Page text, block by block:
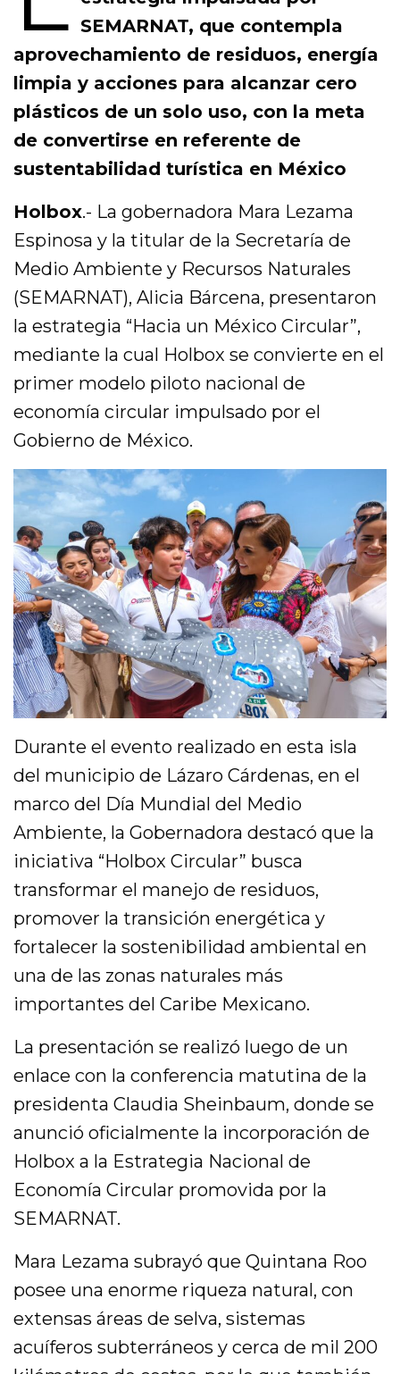
SEMARNAT, que contempla
aprovechamiento de residuos, energía
limpia y acciones para alcanzar cero
plásticos de un solo uso, con la meta
de convertirse en referente de
sustentabilidad turística en México
Holbox.- La gobernadora Mara Lezama
Espinosa y la titular de la Secretaría de
Medio Ambiente y Recursos Naturales
(SEMARNAT), Alicia Bárcena, presentaron
la estrategia “Hacia un México Circular”,
mediante la cual Holbox se convierte en el
primer modelo piloto nacional de
economía circular impulsado por el
Gobierno de México.
Durante el evento realizado en esta isla
del municipio de Lázaro Cárdenas, en el
marco del Día Mundial del Medio
Ambiente, la Gobernadora destacó que la
iniciativa “Holbox Circular” busca
transformar el manejo de residuos,
promover la transición energética y
fortalecer la sostenibilidad ambiental en
una de las zonas naturales más
importantes del Caribe Mexicano.
La presentación se realizó luego de un
enlace con la conferencia matutina de la
presidenta Claudia Sheinbaum, donde se
anunció oficialmente la incorporación de
Holbox a la Estrategia Nacional de
Economía Circular promovida por la
SEMARNAT.
Mara Lezama subrayó que Quintana Roo
posee una enorme riqueza natural, con
extensas áreas de selva, sistemas
acuíferos subterráneos y cerca de mil 200